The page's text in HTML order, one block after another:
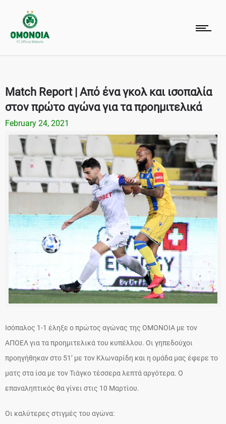
Match Report | Από ένα γκολ και ισοπαλία
στον πρώτο αγώνα για τα προημιτελικά
February 24, 2021
Ισόπαλος 1-1 έληξε ο πρώτος αγώνας της ΟΜΟΝΟΙΑ με τον
ΑΠΟΕΛ για τα προημιτελικά του κυπέλλου. Οι γηπεδούχοι
προηγήθηκαν στο 51’ με τον Κλωναρίδη και η ομάδα μας έφερε το
ματς στα ίσα με τον Τιάγκο τέσσερα λεπτά αργότερα. Ο
επαναληπτικός θα γίνει στις 10 Μαρτίου.
Οι καλύτερες στιγμές του αγώνα: